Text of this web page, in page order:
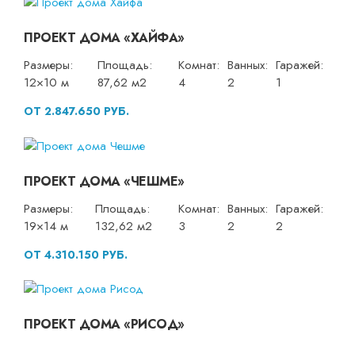
ПРОЕКТ ДОМА «ХАЙФА»
Размеры:
12×10 м
Площадь:
87,62 м2
Комнат:
4
Ванных:
2
Гаражей:
1
ОТ 2.847.650 РУБ.
ПРОЕКТ ДОМА «ЧЕШМЕ»
Размеры:
19×14 м
Площадь:
132,62 м2
Комнат:
3
Ванных:
2
Гаражей:
2
ОТ 4.310.150 РУБ.
ПРОЕКТ ДОМА «РИСОД»